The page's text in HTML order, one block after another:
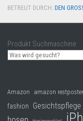
BETREUT DURCH: DEN
Produkt Suchmaschine
Amazon amazon
fashion Gesichtspflege